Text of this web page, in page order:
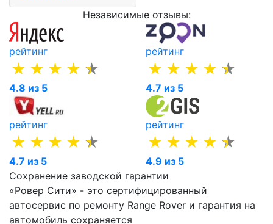
Независимые отзывы:
рейтинг
4.8 из 5
рейтинг
4.7 из 5
рейтинг
4.7 из 5
рейтинг
4.9 из 5
Сохранение заводской гарантии
«Ровер Сити» - это сертифицированный
автосервис по ремонту Range Rover и гарантия на
автомобиль сохраняется